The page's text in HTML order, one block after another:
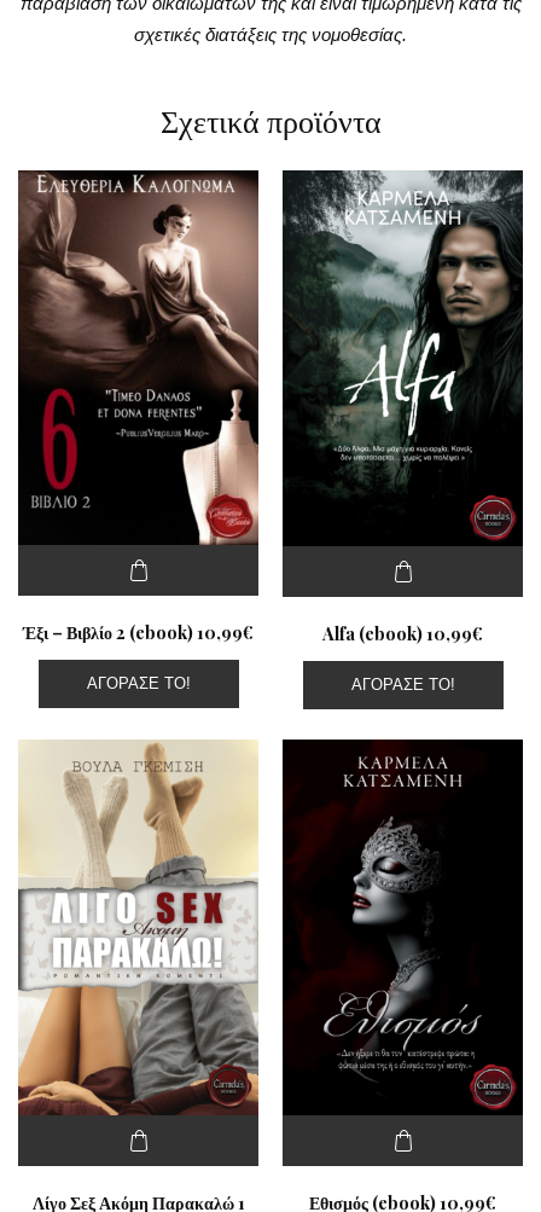
σχετικές διατάξεις της νομοθεσίας.
Σχετικά προϊόντα
Έξι – Βιβλίο 2 (ebook) 10,99€
ΑΓΌΡΑΣΕ ΤΟ!
Alfa (ebook) 10,99€
ΑΓΌΡΑΣΕ ΤΟ!
Λίγο Σεξ Ακόμη Παρακαλώ 1
Εθισμός (ebook) 10,99€